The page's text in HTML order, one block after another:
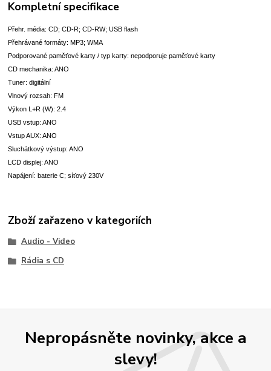
Kompletní specifikace
Přehr. média: CD; CD-R; CD-RW; USB flash
Přehrávané formáty: MP3; WMA
Podporované paměťové karty / typ karty: nepodporuje paměťové karty
CD mechanika: ANO
Tuner: digitální
Vlnový rozsah: FM
Výkon L+R (W): 2.4
USB vstup: ANO
Vstup AUX: ANO
Sluchátkový výstup: ANO
LCD displej: ANO
Napájení: baterie C; síťový 230V
Zboží zařazeno v kategoriích
Audio - Video
Rádia s CD
Nepropásněte novinky, akce a
slevy!